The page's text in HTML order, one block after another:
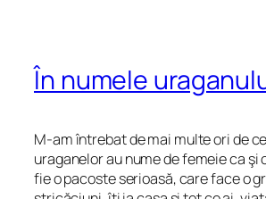
În numele
M-am întrebat de mai multe ori de
uraganelor au nume de femeie ca şi
fie o pacoste serioasă, care face o